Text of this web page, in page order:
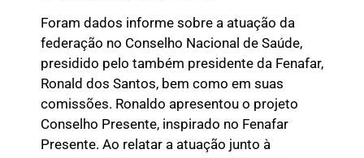
Foram dados informe sobre a atuação da
federação no Conselho Nacional de Saúde,
presidido pelo também presidente da Fenafar,
Ronald dos Santos, bem como em suas
comissões. Ronaldo apresentou o projeto
Conselho Presente, inspirado no Fenafar
Presente. Ao relatar a atuação junto à